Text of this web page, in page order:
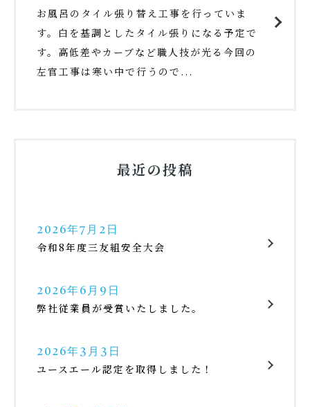
お風呂のタイル張り替え工事を行っていま
す。白を基調としたタイル張りになる予定で
す。高低差やカーブなど職人技が光る今回の
左官工事は寒い中で行うので...
最近の投稿
2026年7月2日
令和8年度三友組安全大会
2026年6月9日
弊社従業員が受賞いたしました。
2026年3月3日
ユースエール認定を取得しました！